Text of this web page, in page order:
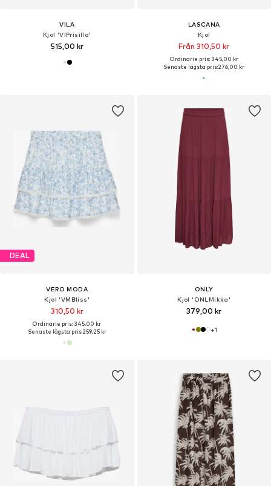
VILA
Kjol 'VIPrisilla'
515,00 kr
LASCANA
Kjol
Från 310,50 kr
Ordinarie pris: 345,00 kr
Senaste lägsta pris:276,00 kr
DEAL
VERO MODA
Kjol 'VMBliss'
310,50 kr
Ordinarie pris: 345,00 kr
Senaste lägsta pris:259,25 kr
ONLY
Kjol 'ONLMikka'
379,00 kr
+1